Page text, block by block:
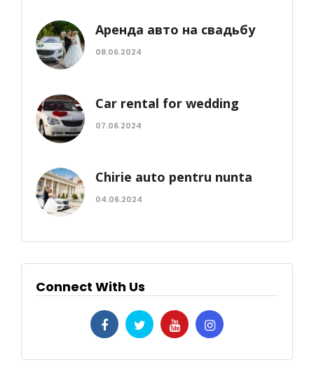
Аренда авто на свадьбу
08.06.2024
Car rental for wedding
07.06.2024
Chirie auto pentru nunta
04.06.2024
Connect With Us